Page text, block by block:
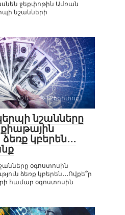
ջեքփոթին Ամռան
նշանների
0 826դիտում
նշանները
կբերեն․․․
օգոստոսին
ձեռք կբերեն․․․Ովքե՞ր
համար օգոստոսին